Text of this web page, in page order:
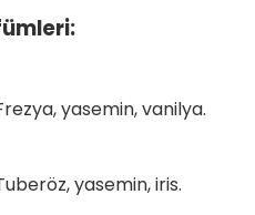
yasemin, vanilya.
yasemin, iris.